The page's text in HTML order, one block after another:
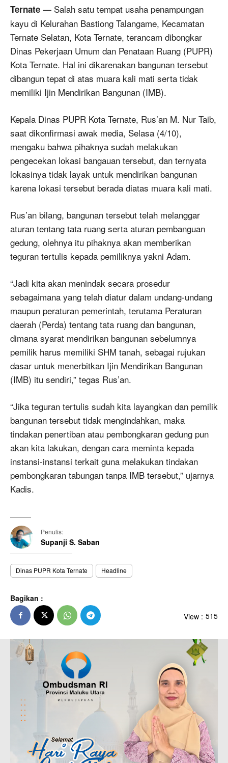
Ternate — Salah satu tempat usaha penampungan
kayu di Kelurahan Bastiong Talangame, Kecamatan
Ternate Selatan, Kota Ternate, terancam dibongkar
Dinas Pekerjaan Umum dan Penataan Ruang (PUPR)
Kota Ternate. Hal ini dikarenakan bangunan tersebut
dibangun tepat di atas muara kali mati serta tidak
memiliki Ijin Mendirikan Bangunan (IMB).
Kepala Dinas PUPR Kota Ternate, Rus’an M. Nur Taib,
saat dikonfirmasi awak media, Selasa (4/10),
mengaku bahwa pihaknya sudah melakukan
pengecekan lokasi bangauan tersebut, dan ternyata
lokasinya tidak layak untuk mendirikan bangunan
karena lokasi tersebut berada diatas muara kali mati.
Rus’an bilang, bangunan tersebut telah melanggar
aturan tentang tata ruang serta aturan pembanguan
gedung, olehnya itu pihaknya akan memberikan
teguran tertulis kepada pemiliknya yakni Adam.
“Jadi kita akan menindak secara prosedur
sebagaimana yang telah diatur dalam undang-undang
maupun peraturan pemerintah, terutama Peraturan
daerah (Perda) tentang tata ruang dan bangunan,
dimana syarat mendirikan bangunan sebelumnya
pemilik harus memiliki SHM tanah, sebagai rujukan
dasar untuk menerbitkan Ijin Mendirikan Bangunan
(IMB) itu sendiri,” tegas Rus’an.
“Jika teguran tertulis sudah kita layangkan dan pemilik
bangunan tersebut tidak mengindahkan, maka
tindakan penertiban atau pembongkaran gedung pun
akan kita lakukan, dengan cara meminta kepada
instansi-instansi terkait guna melakukan tindakan
pembongkaran tabungan tanpa IMB tersebut,” ujarnya
Kadis.
Penulis:
Supanji S. Saban
Dinas PUPR Kota Ternate Headline
Bagikan :
View : 515